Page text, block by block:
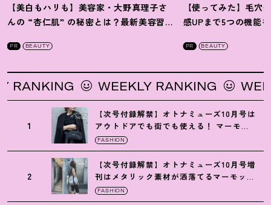
【美白もハリも】美容家・大野真理子さ
んの “杏仁肌” の秘密とは ？ 最新美容習慣
PR BEAUTY
【使ってみた】毛穴
感UPまで5つの機能
PR BEAUTY
WEEKLY RANKING
1
【次号付録解禁】オトナミューズ10月号は
アウトドアでも街でも使える ！ マーモッ
トの黒ショルダー
FASHION
2
【次号付録解禁】オトナミューズ10月号増
刊はメタリック素材が洒落てるマーモット
の保冷バッグ
FASHION